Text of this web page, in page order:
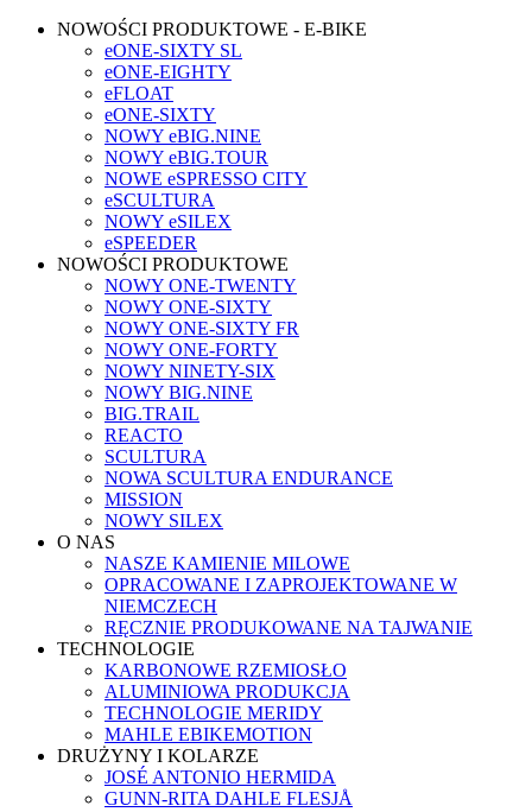
NOWOŚCI PRODUKTOWE - E-BIKE
eONE-SIXTY SL
eONE-EIGHTY
eFLOAT
eONE-SIXTY
NOWY eBIG.NINE
NOWY eBIG.TOUR
NOWE eSPRESSO CITY
eSCULTURA
NOWY eSILEX
eSPEEDER
NOWOŚCI PRODUKTOWE
NOWY ONE-TWENTY
NOWY ONE-SIXTY
NOWY ONE-SIXTY FR
NOWY ONE-FORTY
NOWY NINETY-SIX
NOWY BIG.NINE
BIG.TRAIL
REACTO
SCULTURA
NOWA SCULTURA ENDURANCE
MISSION
NOWY SILEX
O NAS
NASZE KAMIENIE MILOWE
OPRACOWANE I ZAPROJEKTOWANE W
NIEMCZECH
RĘCZNIE PRODUKOWANE NA TAJWANIE
TECHNOLOGIE
KARBONOWE RZEMIOSŁO
ALUMINIOWA PRODUKCJA
TECHNOLOGIE MERIDY
MAHLE EBIKEMOTION
DRUŻYNY I KOLARZE
JOSÉ ANTONIO HERMIDA
GUNN-RITA DAHLE FLESJÅ